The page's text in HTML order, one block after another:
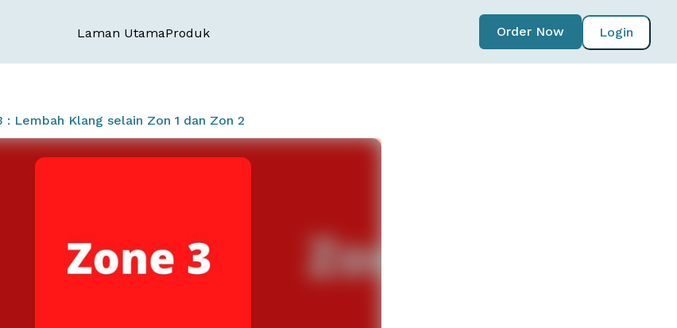
Laman UtamaProduk Login
Order Now
: Lembah Klang selain Zon 1 dan Zon 2